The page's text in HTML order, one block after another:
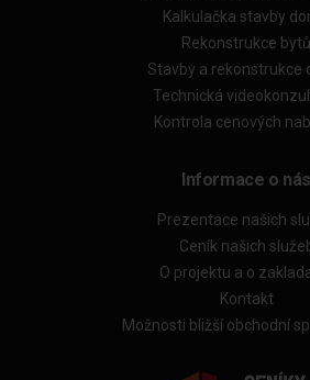
Kalkulačka stavby
Rekonstrukce bytů
Stavby a rekonstrukce
Technická
Kontrola cenových
Informace o nás
Prezentace našich
Ceník našich
O projektu a o
Kontakt
Možnosti bližší obchodní